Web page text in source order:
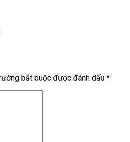
bắt buộc được đánh dấu *